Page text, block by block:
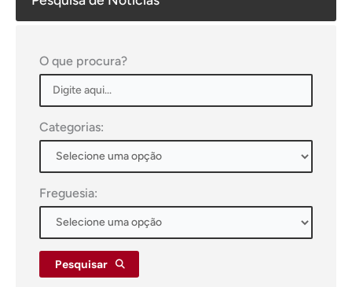
O que procura?
Categorias:
Freguesia:
Pesquisar